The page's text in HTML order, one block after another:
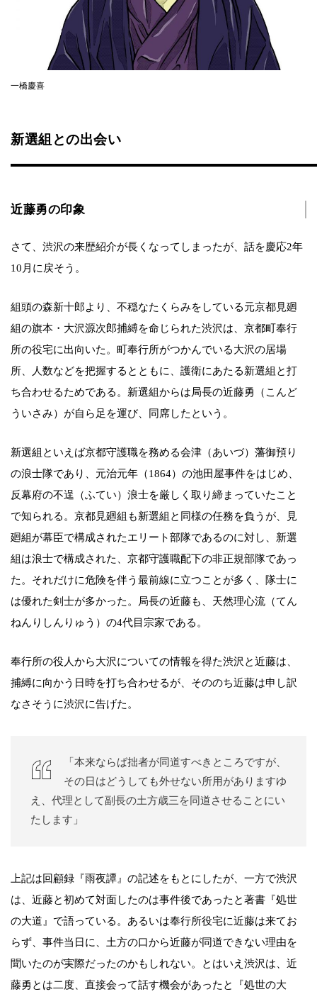
一橋慶喜
新選組との出会い
近藤勇の印象
さて、渋沢の来歴紹介が長くなってしまったが、話を慶応2年
10月に戻そう。
組頭の森新十郎より、不穏なたくらみをしている元京都見廻
組の旗本・大沢源次郎捕縛を命じられた渋沢は、京都町奉行
所の役宅に出向いた。町奉行所がつかんでいる大沢の居場
所、人数などを把握するとともに、護衛にあたる新選組と打
ち合わせるためである。新選組からは局長の近藤勇（こんど
ういさみ）が自ら足を運び、同席したという。
新選組といえば京都守護職を務める会津（あいづ）藩御預り
の浪士隊であり、元治元年（1864）の池田屋事件をはじめ、
反幕府の不逞（ふてい）浪士を厳しく取り締まっていたこと
で知られる。京都見廻組も新選組と同様の任務を負うが、見
廻組が幕臣で構成されたエリート部隊であるのに対し、新選
組は浪士で構成された、京都守護職配下の非正規部隊であっ
た。それだけに危険を伴う最前線に立つことが多く、隊士に
は優れた剣士が多かった。局長の近藤も、天然理心流（てん
ねんりしんりゅう）の4代目宗家である。
奉行所の役人から大沢についての情報を得た渋沢と近藤は、
捕縛に向かう日時を打ち合わせるが、そののち近藤は申し訳
なさそうに渋沢に告げた。
「本来ならば拙者が同道すべきところですが、
その日はどうしても外せない所用がありますゆ
え、代理として副長の土方歳三を同道させることにい
たします」
上記は回顧録『雨夜譚』の記述をもとにしたが、一方で渋沢
は、近藤と初めて対面したのは事件後であったと著書『処世
の大道』で語っている。あるいは奉行所役宅に近藤は来てお
らず、事件当日に、土方の口から近藤が同道できない理由を
聞いたのが実際だったのかもしれない。とはいえ渋沢は、近
藤勇とは二度、直接会って話す機会があったと『処世の大